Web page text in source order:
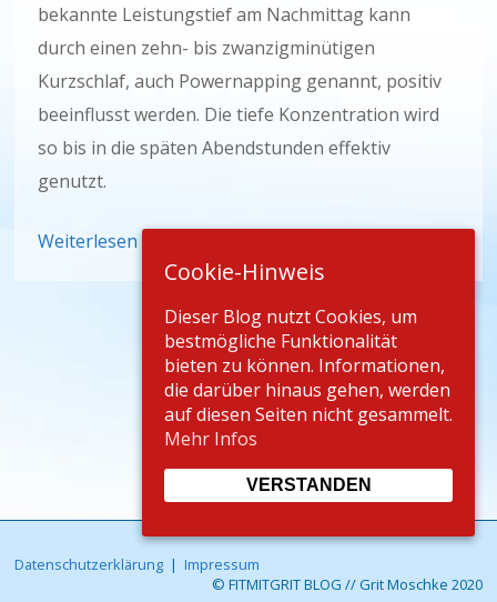
bekannte Leistungstief am Nachmittag kann
durch einen zehn- bis zwanzigminütigen
Kurzschlaf, auch Powernapping genannt, positiv
beeinflusst werden. Die tiefe Konzentration wird
so bis in die späten Abendstunden effektiv
genutzt.
Weiterlesen
Datenschutzerklärung | Impressum
© FITMITGRIT BLOG // Grit Moschke 2020
Cookie-Hinweis
Dieser Blog nutzt Cookies, um
bestmögliche Funktionalität
bieten zu können. Informationen,
die darüber hinaus gehen, werden
auf diesen Seiten nicht gesammelt.
Mehr Infos
VERSTANDEN